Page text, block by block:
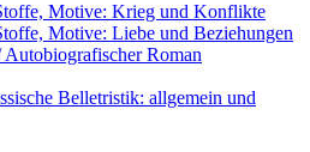
Motive: Krieg und Konflikte
Motive: Liebe und Beziehungen
Roman
Belletristik: allgemein und